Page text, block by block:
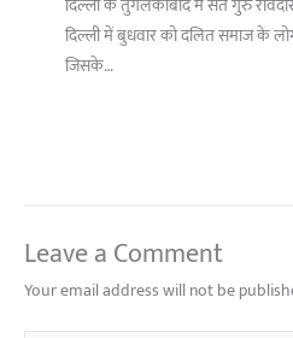
दिल्ली के तुगलकाबाद में संत गुरु
दिल्ली में बुधवार को दलित समाज के
जिसके…
Leave a Comment
Your email address will not be